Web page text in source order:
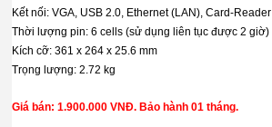
Kết nối: VGA, USB 2.0, Ethernet (LAN), Card-Reader
Thời lượng pin: 6 cells (sử dụng liên tục được 2 giờ)
Kích cỡ: 361 x 264 x 25.6 mm
Trọng lượng: 2.72 kg
Giá bán: 1.900.000 VNĐ. Bảo hành 01 tháng.